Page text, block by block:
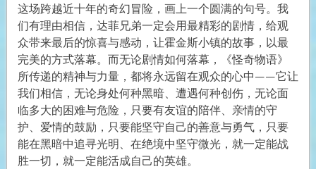
这场跨越近十年的奇幻冒险，画上一个圆满的句号。我
们有理由相信，达菲兄弟一定会用最精彩的剧情，给观
众带来最后的惊喜与感动，让霍金斯小镇的故事，以最
完美的方式落幕。而无论剧情如何落幕，《怪奇物语》
所传递的精神与力量，都将永远留在观众的心中——它让
我们相信，无论身处何种黑暗、遭遇何种创伤，无论面
临多大的困难与危险，只要有友谊的陪伴、亲情的守
护、爱情的鼓励，只要能坚守自己的善意与勇气，只要
能在黑暗中追寻光明、在绝境中坚守微光，就一定能战
胜一切，就一定能活成自己的英雄。